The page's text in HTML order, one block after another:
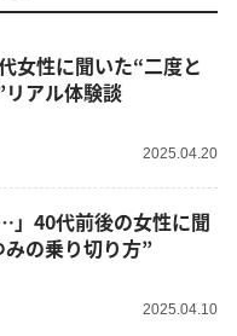
女性に聞いた“二度と
アル体験談
2025.04.20
」40代前後の女性に聞
の乗り切り方”
2025.04.10